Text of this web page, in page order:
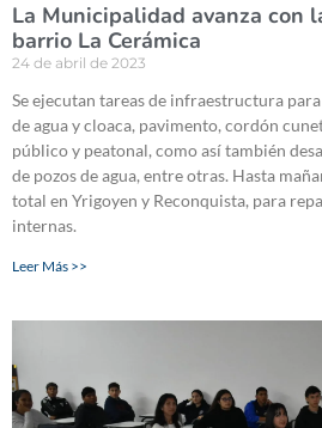
La Municipalidad avanza con
barrio La Cerámica
24 de abril de 2023
Se ejecutan tareas de infraestructura
de agua y cloaca, pavimento, cordón
público y peatonal, como así también
de pozos de agua, entre otras. Hasta
total en Yrigoyen y Reconquista, para
internas.
Leer Más >>